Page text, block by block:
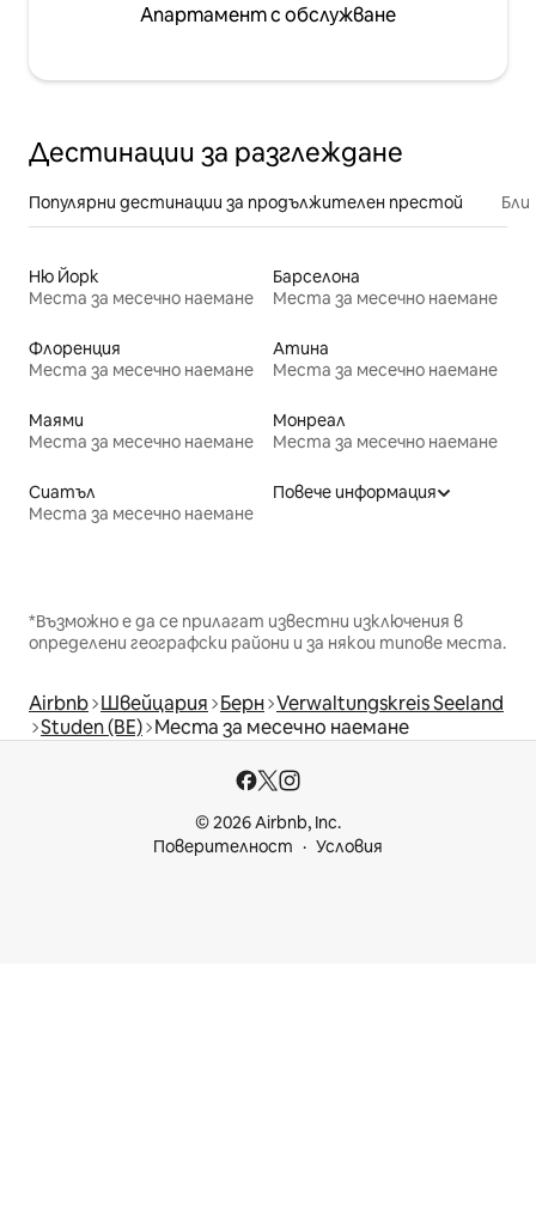
Апартамент с обслужване
Дестинации за разглеждане
Популярни дестинации за продължителен престой
Ню Йорк
Места за месечно наемане
Барселона
Места за месечно наемане
Флоренция
Места за месечно наемане
Атина
Места за месечно наемане
Маями
Места за месечно наемане
Монреал
Места за месечно наемане
Сиатъл
Места за месечно наемане
Повече информация
*Възможно е да се прилагат известни изключения в
определени географски райони и за някои типове места.
Airbnb Швейцария Берн Verwaltungskreis Seeland
Studen (BE) Места за месечно наемане
© 2026 Airbnb, Inc.
Поверителност
Условия